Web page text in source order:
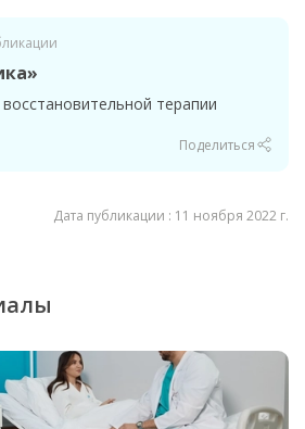
терапии
Поделиться
Дата публикации : 11 ноября 2022 г.